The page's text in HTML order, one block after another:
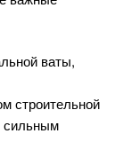
ваты,
строительной
сильным